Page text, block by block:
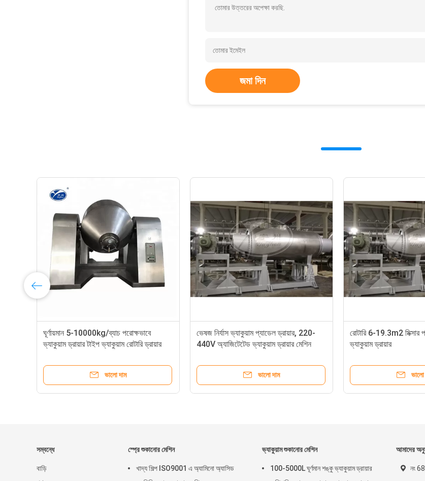
তোমার উত্তরের অপেক্ষা করছি.
জমা দিন
ঘূর্ণায়মান 5-10000kg/ব্যাচ পরোক্ষভাবে
ভ্যাকুয়াম ড্রায়ার টাইপ ভ্যাকুয়াম রোটারি ড্রায়ার
ভালো দাম
ভেষজ নির্যাস ভ্যাকুয়াম প্যাডেল ড্রায়ার, 220-
440V অ্যাজিটেটেড ভ্যাকুয়াম ড্রায়ার মেশিন
ভালো দাম
রোটারি 6-19.3m2 মিক্সার
ভ্যাকুয়াম ড্রায়ার
ভালো
সম্বন্ধে
বাড়ি
স্প্রে শুকানোর মেশিন
খাদ্য শিল্প ISO9001 এ অ্যামিনো অ্যাসিড
ভ্যাকুয়াম শুকানোর মেশিন
100-5000L ঘূর্ণমান শঙ্কু ভ্যাকুয়াম ড্রায়ার
আমাদের
নং